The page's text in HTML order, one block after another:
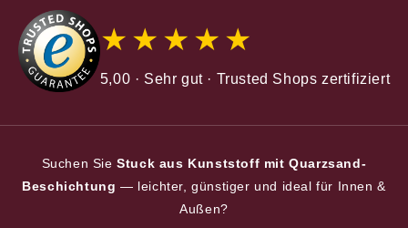
★★★★★
5,00 · Sehr gut · Trusted Shops zertifiziert
Suchen SieStuck aus Kunststoff mit Quarzsand-
Beschichtung — leichter, günstiger und ideal für Innen &
Außen?